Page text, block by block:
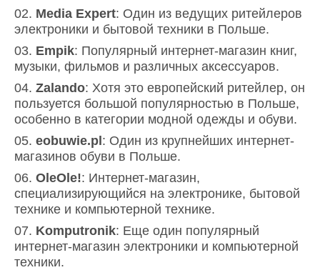
Media Expert: Один из ведущих ритейлеров
электроники и бытовой техники в Польше.
Empik: Популярный интернет-магазин книг,
музыки, фильмов и различных аксессуаров.
Zalando: Хотя это европейский ритейлер, он
пользуется большой популярностью в Польше,
особенно в категории модной одежды и обуви.
eobuwie.pl: Один из крупнейших интернет-
магазинов обуви в Польше.
OleOle!: Интернет-магазин,
специализирующийся на электронике, бытовой
технике и компьютерной технике.
Komputronik: Еще один популярный
интернет-магазин электроники и компьютерной
техники.